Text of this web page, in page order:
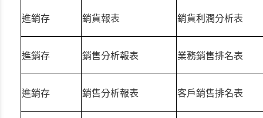
進銷存 銷貨報表 銷貨利潤分析表
進銷存 銷售分析報表 業務銷售排名表
進銷存 銷售分析報表 客戶銷售排名表